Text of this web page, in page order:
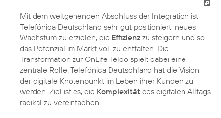
Mit dem weitgehenden Abschluss der Integration ist
Telefónica Deutschland sehr gut positioniert, neues
Wachstum zu erzielen, die Effizienz zu steigern und so
das Potenzial im Markt voll zu entfalten. Die
Transformation zur OnLife Telco spielt dabei eine
zentrale Rolle. Telefónica Deutschland hat die Vision,
der digitale Knotenpunkt im Leben ihrer Kunden zu
werden. Ziel ist es, die Komplexität des digitalen Alltags
radikal zu vereinfachen.